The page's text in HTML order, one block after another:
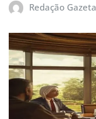
Redação